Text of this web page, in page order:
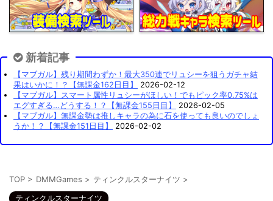
新着記事
【マブガル】残り期間わずか！最大350連でリュシーを狙うガチャ結
果はいかに！？【無課金162日目】
2026-02-12
【マブガル】スマート属性リュシーがほしい！でもピック率0.75%は
エグすぎる…どうする！？【無課金155日目】
2026-02-05
【マブガル】無課金勢は推しキャラの為に石を使っても良いのでしょ
うか！？【無課金151日目】
2026-02-02
TOP > DMMGames > ティンクルスターナイツ >
ティンクルスターナイツ